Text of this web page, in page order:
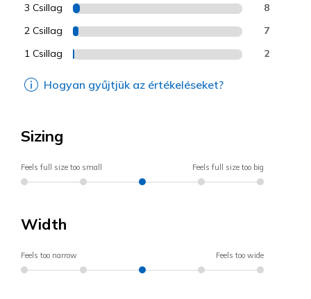
3 Csillag 8
2 Csillag 7
1 Csillag 2
Hogyan gyűjtjük az értékeléseket?
Sizing
Feels full size too small Feels full size too big
Width
Feels too narrow Feels too wide